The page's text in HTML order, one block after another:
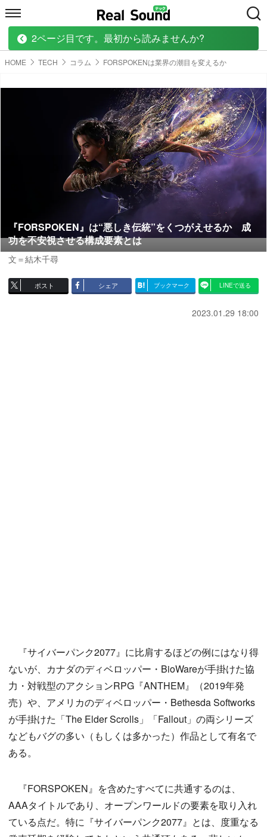
HOME MUSIC MOVIE TECH
HOME TECH コラム FORSPOKENは業界の潮目を変えるか
『FORSPOKEN』は“悪しき伝統”をくつがえせるか 成
功を不安視させる構成要素とは
文＝結木千尋
ポスト シェア ブックマーク LINEで送る
2023.01.29 18:00
『サイバーパンク2077』に比肩するほどの例にはなり得
ないが、カナダのディベロッパー・BioWareが手掛けた協
力・対戦型のアクションRPG『ANTHEM』（2019年発
売）や、アメリカのディベロッパー・Bethesda Softworks
が手掛けた「The Elder Scrolls」「Fallout」の両シリーズ
などもバグの多い（もしくは多かった）作品として有名で
ある。
『FORSPOKEN』を含めたすべてに共通するのは、
AAAタイトルであり、オープンワールドの要素を取り入れ
ている点だ。特に『サイバーパンク2077』とは、度重なる
2ページ目です。最初から読みませんか?